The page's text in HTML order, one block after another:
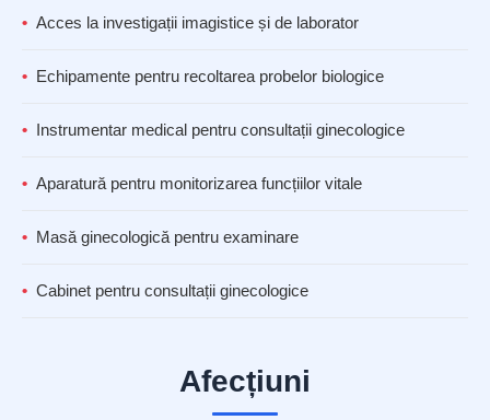
Acces la investigații imagistice și de laborator
Echipamente pentru recoltarea probelor biologice
Instrumentar medical pentru consultații ginecologice
Aparatură pentru monitorizarea funcțiilor vitale
Masă ginecologică pentru examinare
Cabinet pentru consultații ginecologice
Afecțiuni